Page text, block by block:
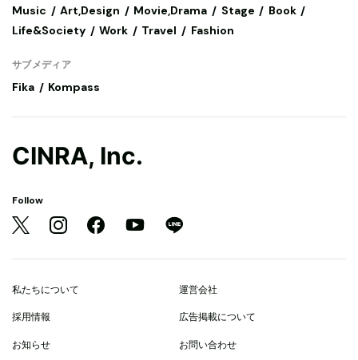
Music Art,Design Movie,Drama Stage
Book
Life&Society
Work Travel Fashion
サブメディア
Fika Kompass
CINRA, Inc.
Follow
私たちについて 運営会社
採用情報 広告掲載について
お知らせ お問い合わせ